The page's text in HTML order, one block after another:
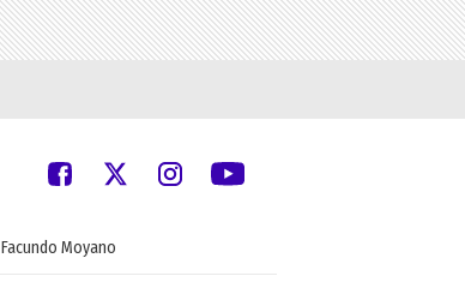
Facundo Moyano